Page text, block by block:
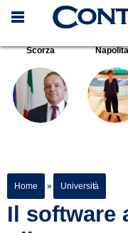
Scorza
Home » Università
Il software